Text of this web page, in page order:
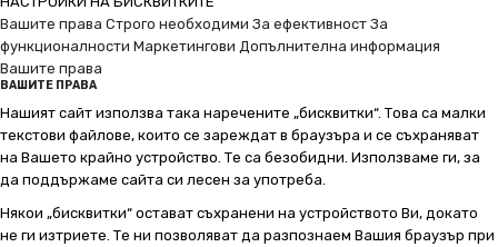
Вашите права Строго необходими За ефективност За
функционалности Маркетингови Допълнителна информация
Вашите права
ВАШИТЕ ПРАВА
Нашият сайт използва така наречените „бисквитки“. Това са малки
текстови файлове, които се зареждат в браузъра и се съхраняват
на Вашето крайно устройство. Те са безобидни. Използваме ги, за
да поддържаме сайта си лесен за употреба.
Някои „бисквитки“ остават съхранени на устройството Ви, докато
не ги изтриете. Те ни позволяват да разпознаем Вашия браузър при